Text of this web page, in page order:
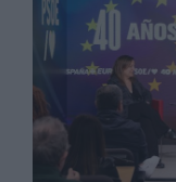
Información
link